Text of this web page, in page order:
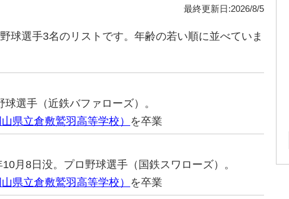
最終更新日:2026/8/5
球選手3名のリストです。年齢の若い順に並べていま
選手（近鉄バファローズ）。
県立倉敷鷲羽高等学校） を卒業
月8日没。プロ野球選手（国鉄スワローズ）。
県立倉敷鷲羽高等学校） を卒業